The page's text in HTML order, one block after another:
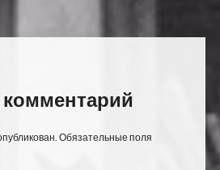
Обязательные поля